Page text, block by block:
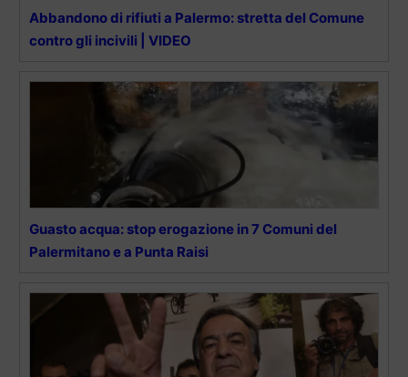
Abbandono di rifiuti a Palermo: stretta del Comune
contro gli incivili | VIDEO
Guasto acqua: stop erogazione in 7 Comuni del
Palermitano e a Punta Raisi